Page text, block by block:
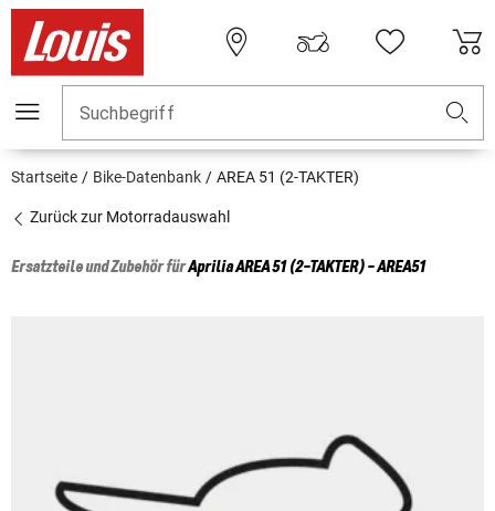
Suchbegriff
Startseite Bike-Datenbank AREA 51 (2-TAKTER)
Zurück zur Motorradauswahl
Ersatzteile und Zubehör fürApriliaAREA 51 (2-TAKTER) - AREA51